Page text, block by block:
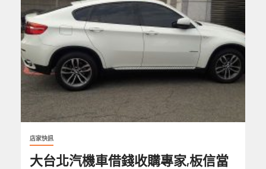
店家快訊
大台北汽機車借錢收購專家,板信當